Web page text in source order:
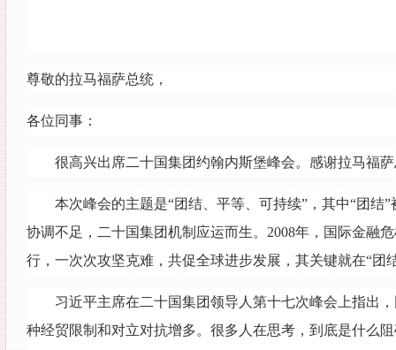
尊敬的拉马福萨总统，
各位同事：
很高兴出席二十国集团约翰内斯堡峰会。感谢拉马福
本次峰会的主题是“团结、平等、可持续”，其中“团
协调不足，二十国集团机制应运而生。2008年，国际金融
行，一次次攻坚克难，共促全球进步发展，其关键就在“团
习近平主席在二十国集团领导人第十七次峰会上指出
种经贸限制和对立对抗增多。很多人在思考，到底是什么